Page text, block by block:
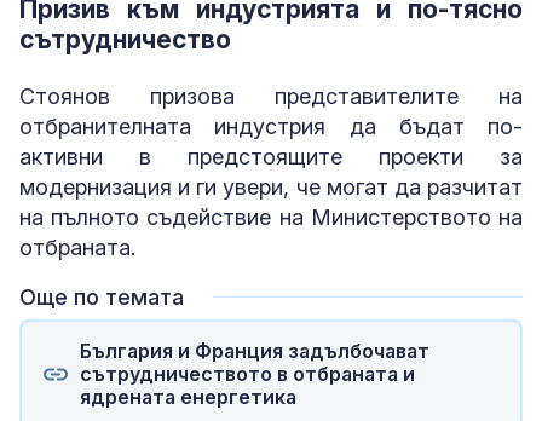
Призив към индустрията и по-тясно
сътрудничество
Стоянов призова представителите на
отбранителната индустрия да бъдат по-
активни в предстоящите проекти за
модернизация и ги увери, че могат да разчитат
на пълното съдействие на Министерството на
отбраната.
Още по темата
България и Франция задълбочават
сътрудничеството в отбраната и
ядрената енергетика